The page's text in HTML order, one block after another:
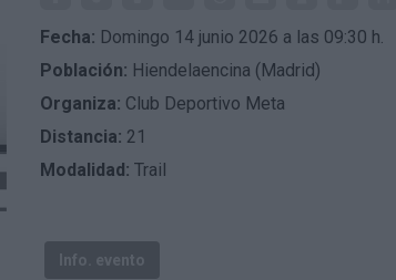
Fecha: Domingo 14 junio 2026 a las 09:30 h.
Población: Hiendelaencina (Madrid)
Organiza: Club Deportivo Meta
Distancia: 21
Modalidad: Trail
Info. evento